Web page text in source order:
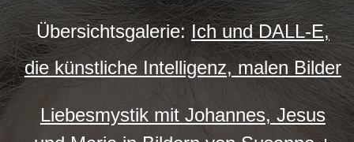
Übersichtsgalerie: Ich und DALL-E,
die künstliche Intelligenz, malen Bilder
Liebesmystik mit Johannes, Jesus